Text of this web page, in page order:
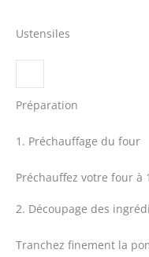
Ustensiles
Préparation
1. Préchauffage du four
Préchauffez votre four à
2. Découpage des
Tranchez finement la